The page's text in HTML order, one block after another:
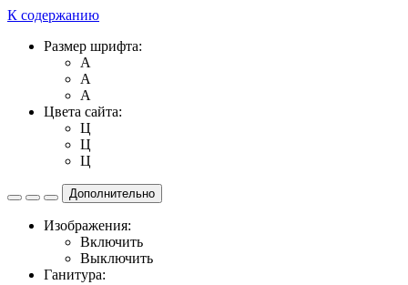
К содержанию
Размер шрифта:
A
A
A
Цвета сайта:
Ц
Ц
Ц
Дополнительно
Изображения:
Включить
Выключить
Ганитура: